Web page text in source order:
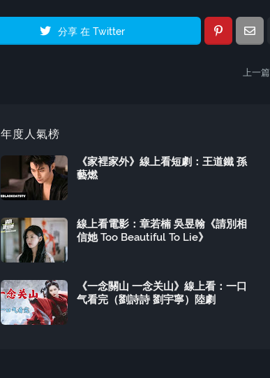
分享 在 Twitter
上一
年度人氣榜
《家裡家外》線上看短劇：王道鐵 孫
藝燃
線上看電影：章若楠 吳昱翰《請別相
信她 Too Beautiful To Lie》
《一念關山 一念关山》線上看：一口
气看完（劉詩詩 劉宇寧）陸劇